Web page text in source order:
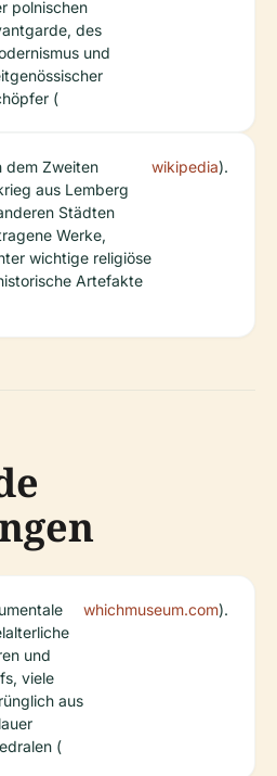
polnischen
des
und
(
dem Zweiten
aus Lemberg
Städten
Werke,
wichtige religiöse
Artefakte
wikipedia).
und
viele
aus
(
whichmuseum.com).